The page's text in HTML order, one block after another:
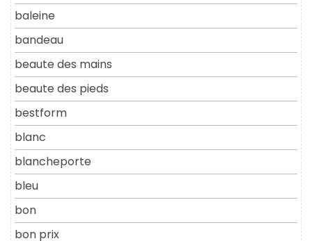
baleine
bandeau
beaute des mains
beaute des pieds
bestform
blanc
blancheporte
bleu
bon
bon prix